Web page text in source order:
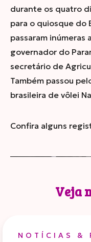
durante os quatro
para o quiosque do
passaram inúmeras
governador do
secretário de
Também passou
brasileira de vôlei
Confira alguns
Veja
NOTÍCIAS &